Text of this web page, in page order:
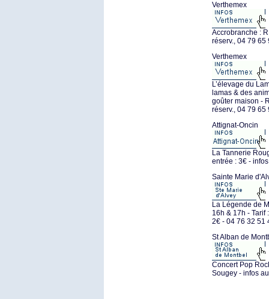
Verthemex
Accrobranche :
réserv., 04 79 65
Verthemex
L’élevage du
lamas & des
goûter maison -
réserv., 04 79 65
Attignat-Oncin
La Tannerie
entrée : 3€ -
Sainte Marie
La Légende de
16h & 17h - Tarif
2€ - 04 76 32 51
St Alban de
Concert Pop
Sougey - infos